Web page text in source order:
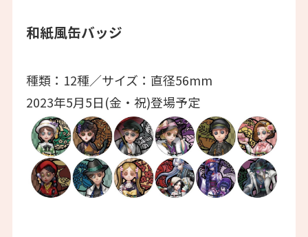
和紙風缶バッジ
種類：12種／サイズ：直径56mm
2023年5月5日(金・祝)登場予定